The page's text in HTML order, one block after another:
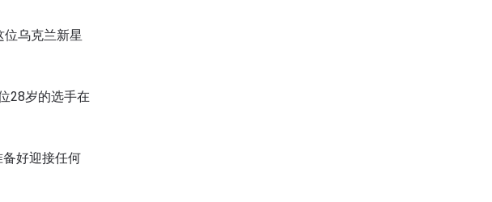
位乌克兰新星
28岁的选手在
备好迎接任何